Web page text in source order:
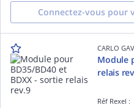
Connectez-vous pour
CARLO
Module
relais
Réf Rexel :